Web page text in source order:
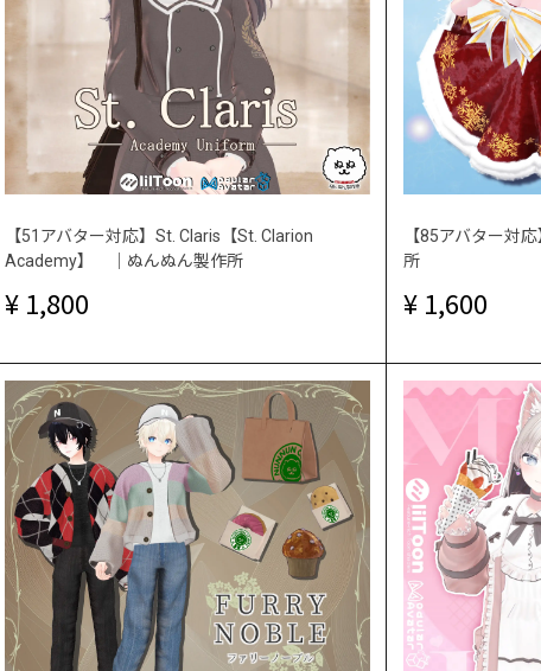
【51アバター対応】St. Claris【St. Clarion
Academy】 ｜ぬんぬん製作所
1,800
【85アバター対
所
1,600